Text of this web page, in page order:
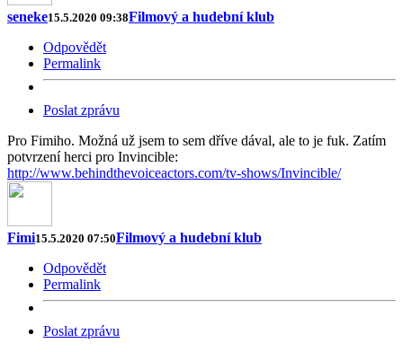
seneke15.5.2020 09:38Filmový a hudební klub
Odpovědět
Permalink
Poslat zprávu
Pro Fimiho. Možná už jsem to sem dříve dával, ale to je fuk. Zatím
potvrzení herci pro Invincible:
http://www.behindthevoiceactors.com/tv-shows/Invincible/
Fimi15.5.2020 07:50Filmový a hudební klub
Odpovědět
Permalink
Poslat zprávu